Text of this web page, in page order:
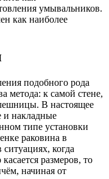
умывальников.
как наиболее
подобного рода
метода: к самой стене,
В настоящее
и накладные
типе установки
раковина в
когда
размеров, то
начиная от